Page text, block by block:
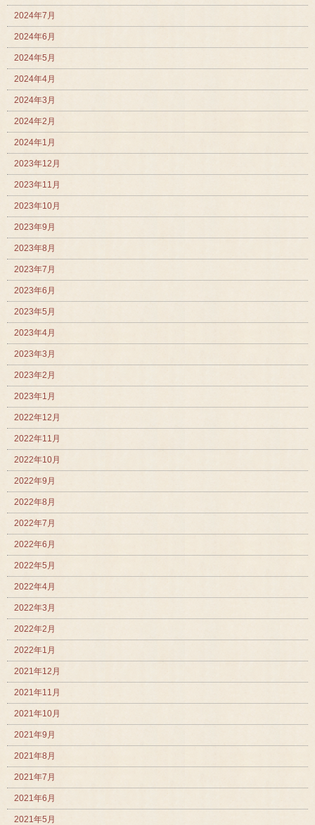
2024年7月
2024年6月
2024年5月
2024年4月
2024年3月
2024年2月
2024年1月
2023年12月
2023年11月
2023年10月
2023年9月
2023年8月
2023年7月
2023年6月
2023年5月
2023年4月
2023年3月
2023年2月
2023年1月
2022年12月
2022年11月
2022年10月
2022年9月
2022年8月
2022年7月
2022年6月
2022年5月
2022年4月
2022年3月
2022年2月
2022年1月
2021年12月
2021年11月
2021年10月
2021年9月
2021年8月
2021年7月
2021年6月
2021年5月